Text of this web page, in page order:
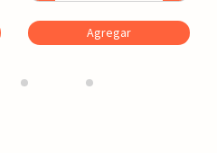
Agregar